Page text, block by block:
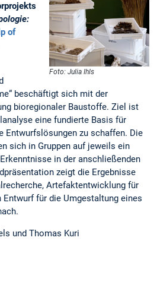
Foto: Julia Ihls
of
beschäftigt sich mit der
bioregionaler Baustoffe. Ziel ist
eine fundierte Basis für
Entwurfslösungen zu schaffen. Die
sich in Gruppen auf jeweils ein
in der anschließenden
zeigt die Ergebnisse
Artefaktentwicklung für
für die Umgestaltung eines
und Thomas Kuri